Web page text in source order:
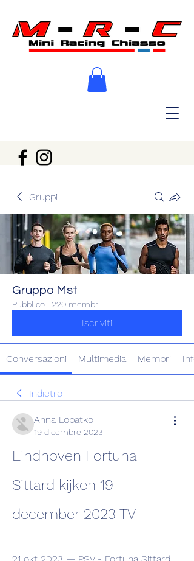
Gruppi
Gruppo Mst
Pubblico · 220 membri
Iscriviti
Conversazioni Multimedia Membri Info
Indietro
Anna Lopatko
19 dicembre 2023
Eindhoven Fortuna
Sittard kijken 19
december 2023 TV
21 okt 2023 — PSV - Fortuna Sittard